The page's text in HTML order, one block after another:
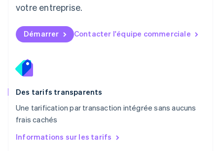
votre entreprise.
Démarrer Contacter l'équipe commerciale
Des tarifs transparents
Une tarification par transaction intégrée sans aucuns
frais cachés
Informations sur les tarifs
EspañolEnglish
English
Nouvelle-Zélande
Pays-Bas
Nederlands
English
PortuguêsEnglish
R.A.S. de Hong Kong, Chine
English